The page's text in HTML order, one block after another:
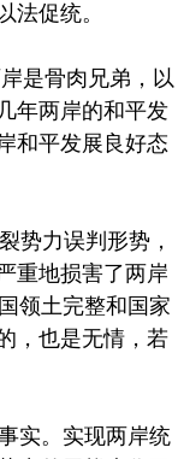
法促统。
是骨肉兄弟，以
年两岸的和平发
和平发展良好态
势力误判形势，
重地损害了两岸
领土完整和国家
，也是无情，若
实。实现两岸统